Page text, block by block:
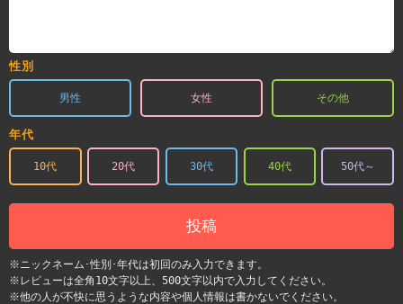
性別
男性 女性 その他
年代
10代 20代 30代 40代 50代～
投稿
※ニックネーム･性別･年代は初回のみ入力できます。
※レビューは全角10文字以上、500文字以内で入力してください。
※他の人が不快に思うような内容や個人情報は書かないでください。